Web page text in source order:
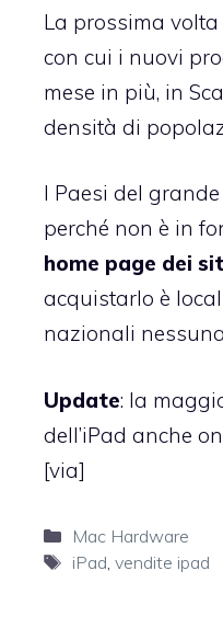
La prossima
con cui i nuovi
mese in più, in
densità di
I Paesi del
perché non è in
home page dei
acquistarlo è
nazionali
Update: la
dell’iPad anche
[via]
Categorie
Mac Hardware
Tag
iPad, vendite ipad